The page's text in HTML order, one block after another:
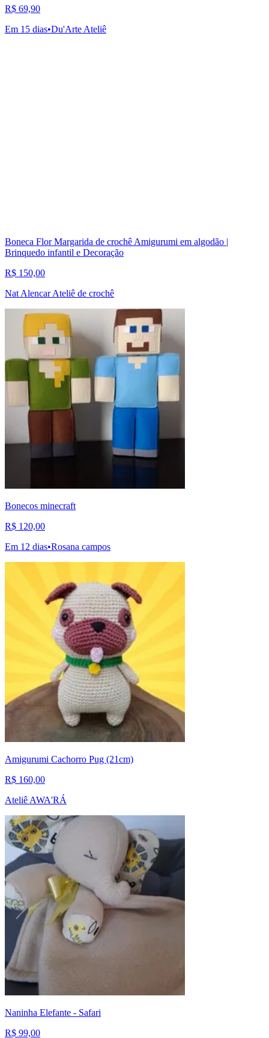
R$ 69,90
Em 15 dias•Du'Arte Ateliê
Boneca Flor Margarida de crochê Amigurumi em algodão |
Brinquedo infantil e Decoração
R$ 150,00
Nat Alencar Ateliê de crochê
Bonecos minecraft
R$ 120,00
Em 12 dias•Rosana campos
Amigurumi Cachorro Pug (21cm)
R$ 160,00
Ateliê AWA'RÁ
Naninha Elefante - Safari
R$ 99,00